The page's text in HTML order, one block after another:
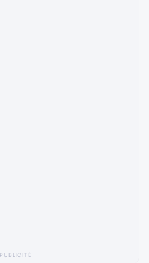
PUBLICITÉ